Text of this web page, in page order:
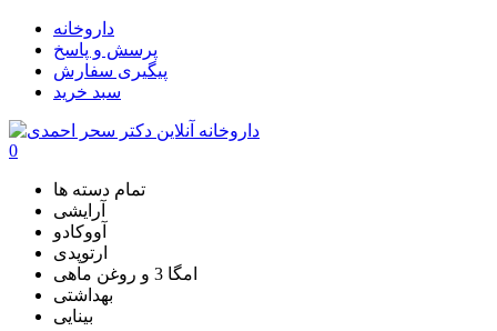
داروخانه
پرسش و پاسخ
پیگیری سفارش
سبد خرید
0
تمام دسته ها
آرایشی
آووکادو
ارتوپدی
امگا 3 و روغن ماهی
بهداشتی
بینایی